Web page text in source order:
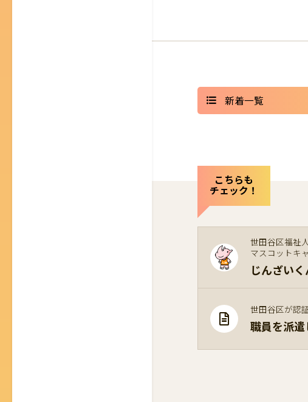
新着一覧
こちらも
チェック！
世田谷区福祉
マスコットキ
じんざいく
世田谷区が認
職員を派